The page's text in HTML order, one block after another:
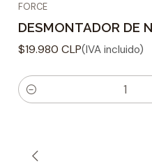
FORCE
DESMONTADOR DE
$19.980 CLP(IVA incluido)
C